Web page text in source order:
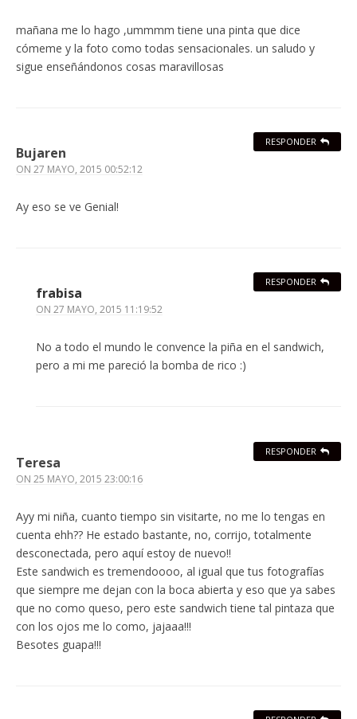
mañana me lo hago ,ummmm tiene una pinta que dice
cómeme y la foto como todas sensacionales. un saludo y
sigue enseñándonos cosas maravillosas
Bujaren
ON 27 MAYO, 2015 00:52:12
Ay eso se ve Genial!
RESPONDER
frabisa
ON 27 MAYO, 2015 11:19:52
No a todo el mundo le convence la piña en el sandwich,
pero a mi me pareció la bomba de rico :)
RESPONDER
Teresa
ON 25 MAYO, 2015 23:00:16
Ayy mi niña, cuanto tiempo sin visitarte, no me lo tengas en
cuenta ehh?? He estado bastante, no, corrijo, totalmente
desconectada, pero aquí estoy de nuevo!!
Este sandwich es tremendoooo, al igual que tus fotografías
que siempre me dejan con la boca abierta y eso que ya sabes
que no como queso, pero este sandwich tiene tal pintaza que
con los ojos me lo como, jajaaa!!!
Besotes guapa!!!
RESPONDER